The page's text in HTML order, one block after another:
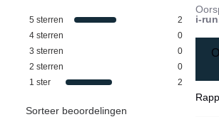
5 sterren
2
4 sterren
0
3 sterren
0
2 sterren
0
1 ster 2
Sorteer beoordelingen
i-